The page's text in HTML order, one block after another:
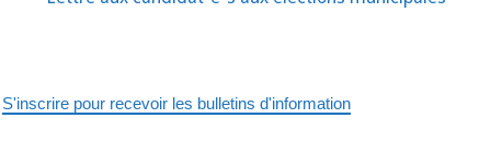
S'inscrire pour recevoir les bulletins d'information